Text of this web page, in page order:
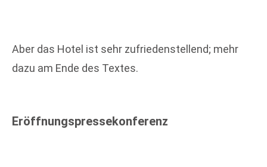
Aber das Hotel ist sehr zufriedenstellend; mehr
dazu am Ende des Textes.
Eröffnungspressekonferenz